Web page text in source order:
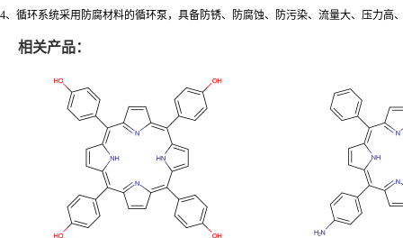
4、循环系统采用防腐材料的循环泵，具备防锈、防腐蚀、防污染、流量大、压力
相关产品：